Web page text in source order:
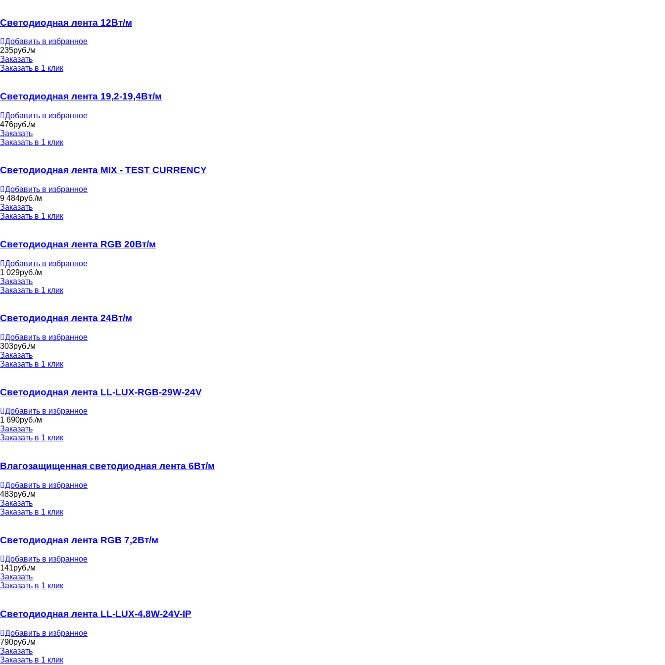
Светодиодная лента 12Вт/м
Добавить в избранное
235руб./м
Заказать
Заказать в 1 клик
Светодиодная лента 19,2-19,4Вт/м
Добавить в избранное
476руб./м
Заказать
Заказать в 1 клик
Светодиодная лента MIX - TEST CURRENCY
Добавить в избранное
9 484руб./м
Заказать
Заказать в 1 клик
Светодиодная лента RGB 20Вт/м
Добавить в избранное
1 029руб./м
Заказать
Заказать в 1 клик
Светодиодная лента 24Вт/м
Добавить в избранное
303руб./м
Заказать
Заказать в 1 клик
Светодиодная лента LL-LUX-RGB-29W-24V
Добавить в избранное
1 690руб./м
Заказать
Заказать в 1 клик
Влагозащищенная светодиодная лента 6Вт/м
Добавить в избранное
483руб./м
Заказать
Заказать в 1 клик
Светодиодная лента RGB 7,2Вт/м
Добавить в избранное
141руб./м
Заказать
Заказать в 1 клик
Светодиодная лента LL-LUX-4.8W-24V-IP
Добавить в избранное
790руб./м
Заказать
Заказать в 1 клик